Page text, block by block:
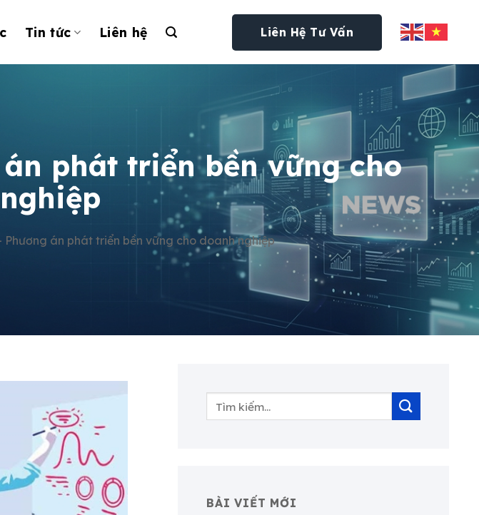
Tin tức Liên hệ Liên Hệ Tư Vấn
phát triển bền vững cho
Phương án phát triển bền vững cho doanh nghiệp
BÀI VIẾT MỚI